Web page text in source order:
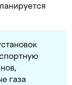
газа